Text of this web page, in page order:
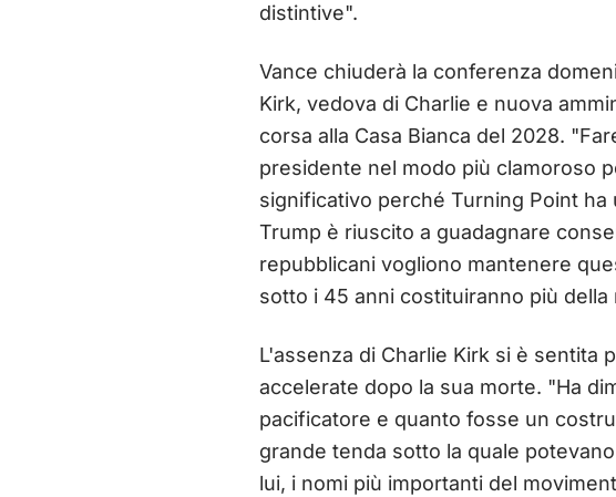
distintive".
Vance chiuderà la conferenza
Kirk, vedova di Charlie e nuova
corsa alla Casa Bianca del 2028.
presidente nel modo più clamoroso
significativo perché Turning Point
Trump è riuscito a guadagnare
repubblicani vogliono mantenere
sotto i 45 anni costituiranno più
L'assenza di Charlie Kirk si è sentita
accelerate dopo la sua morte. "Ha
pacificatore e quanto fosse un
grande tenda sotto la quale
lui, i nomi più importanti del